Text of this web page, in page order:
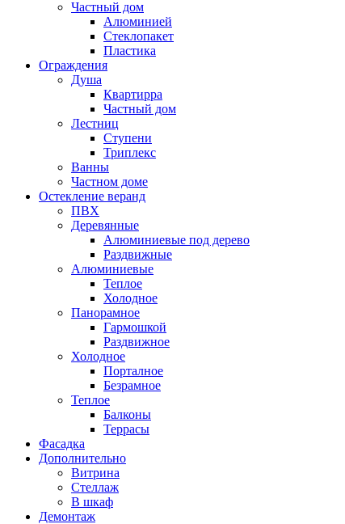
Частный дом
Алюминией
Стеклопакет
Пластика
Ограждения
Душа
Квартирра
Частный дом
Лестниц
Ступени
Триплекс
Ванны
Частном доме
Остекление веранд
ПВХ
Деревянные
Алюминиевые под дерево
Раздвижные
Алюминиевые
Теплое
Холодное
Панорамное
Гармошкой
Раздвижное
Холодное
Порталное
Безрамное
Теплое
Балконы
Террасы
Фасадка
Дополнительно
Витрина
Стеллаж
В шкаф
Демонтаж